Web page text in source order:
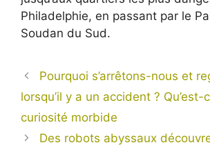
Philadelphie, en passant par le
Soudan du Sud.
Pourquoi s’arrêtons-nous et
lorsqu’il y a un accident ? Qu’est-
curiosité morbide
Des robots abyssaux